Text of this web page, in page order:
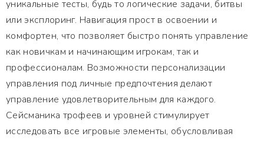
уникальные тесты, будь то логические задачи, битвы
или эксплоринг. Навигация прост в освоении и
комфортен, что позволяет быстро понять управление
как новичкам и начинающим игрокам, так и
профессионалам. Возможности персонализации
управления под личные предпочтения делают
управление удовлетворительным для каждого.
Сейсманика трофеев и уровней стимулирует
исследовать все игровые элементы, обусловливая